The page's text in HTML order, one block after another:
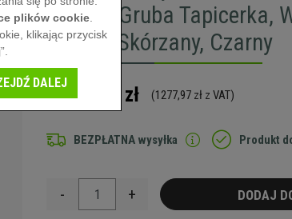
Design, Gruba Tapicerka,
210 kg, Skórzany, Czarny
1.039,00 zł (1277,97 zł z VAT)
BEZPŁATNA wysyłka Produkt
- + DODAJ
plików cookie
klikając przycisk
DALEJ